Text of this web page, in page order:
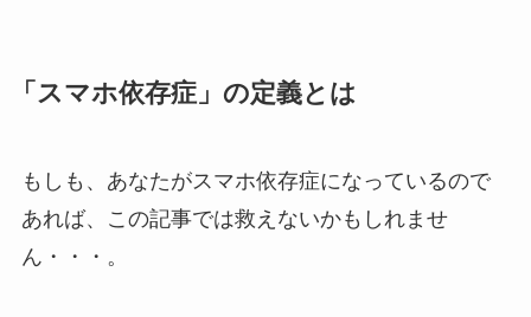
「スマホ依存症」の定義とは
もしも、あなたがスマホ依存症になっているので
あれば、この記事では救えないかもしれませ
ん・・・。